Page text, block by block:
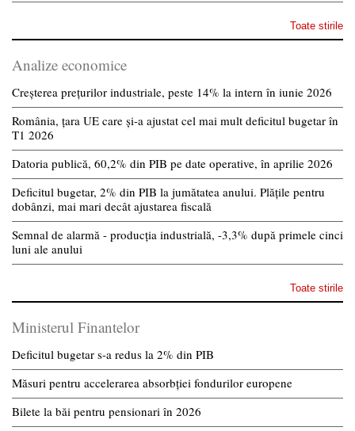
Toate stirile
Analize economice
Creșterea prețurilor industriale, peste 14% la intern în iunie 2026
România, țara UE care și-a ajustat cel mai mult deficitul bugetar în
T1 2026
Datoria publică, 60,2% din PIB pe date operative, în aprilie 2026
Deficitul bugetar, 2% din PIB la jumătatea anului. Plățile pentru
dobânzi, mai mari decât ajustarea fiscală
Semnal de alarmă - producția industrială, -3,3% după primele cinci
luni ale anului
Toate stirile
Ministerul Finantelor
Deficitul bugetar s-a redus la 2% din PIB
Măsuri pentru accelerarea absorbției fondurilor europene
Bilete la băi pentru pensionari în 2026